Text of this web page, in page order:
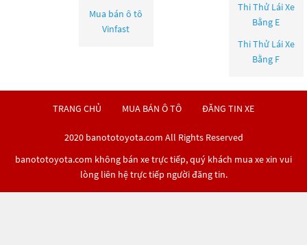
Mua bán ô tô
Vinfast
Thi Thử Lái Xe
Bằng E
Thi Thử Lái Xe
Bằng F
TRANG CHỦ MUA BÁN Ô TÔ ĐĂNG TIN XE
2020 banototoyota.com All Rights Reserved
banototoyota.com không bán xe trực tiếp, quý khách mua xe xin vui
lòng liên hệ trực tiếp người đăng tin.